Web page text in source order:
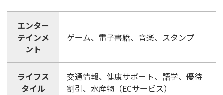
エンター
テインメ
ント
ゲーム、電子書籍、音楽、スタンプ
ライフス
タイル
交通情報、健康サポート、語学、優待
割引、水産物（ECサービス）